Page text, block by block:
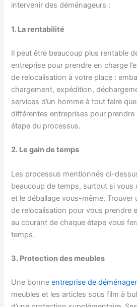
intervenir des déménageurs :
1. La rentabilité
Il peut être beaucoup plus rentable
entreprise pour prendre en charge
de relocalisation à votre place :
chargement, expédition,
services d’un homme à tout faire
différentes entreprises pour prendre
étape du processus.
2. Le gain de temps
Les processus mentionnés ci-
beaucoup de temps, surtout si vous
et le déballage vous-même. Trouver
de relocalisation pour vous prendre
au courant de chaque étape vous
temps.
3. Protection des meubles
Une bonneentreprise de
meubles et les articles sous film à